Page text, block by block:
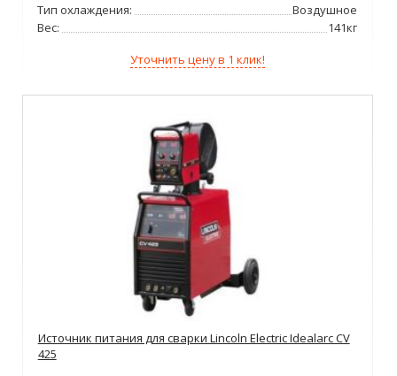
Тип охлаждения:
Воздушное
Вес:
141кг
Уточнить цену в 1 клик!
Источник питания для сварки Lincoln Electric Idealarc CV
425